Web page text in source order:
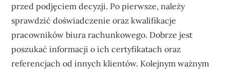
przed podjęciem decyzji. Po pierwsze, należy
sprawdzić doświadczenie oraz kwalifikacje
pracowników biura rachunkowego. Dobrze jest
poszukać informacji o ich certyfikatach oraz
referencjach od innych klientów. Kolejnym ważnym